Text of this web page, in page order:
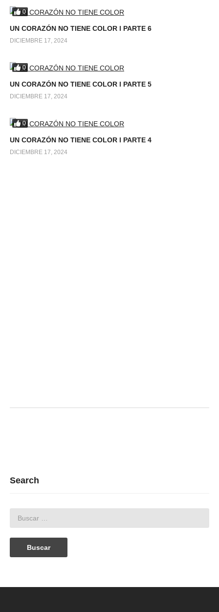
0
UN CORAZÓN NO TIENE COLOR l PARTE 6
DICIEMBRE 17, 2024
0
UN CORAZÓN NO TIENE COLOR l PARTE 5
DICIEMBRE 17, 2024
0
UN CORAZÓN NO TIENE COLOR l PARTE 4
DICIEMBRE 17, 2024
Search